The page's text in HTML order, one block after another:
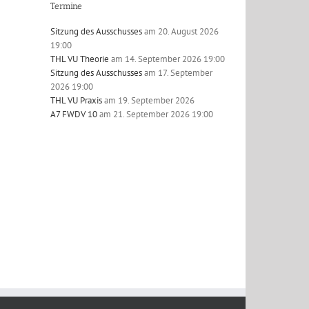
Termine
Sitzung des Ausschussesam 20. August 2026
19:00
THL VU Theorie am 14. September 2026 19:00
Sitzung des Ausschussesam 17. September
2026 19:00
THL VU Praxisam 19. September 2026
A7 FWDV 10am 21. September 2026 19:00